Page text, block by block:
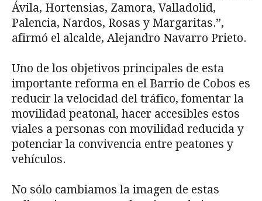
Ávila, Hortensias, Zamora, Valladolid,
Palencia, Nardos, Rosas y Margaritas.”,
afirmó el alcalde, Alejandro Navarro Prieto.
Uno de los objetivos principales de esta
importante reforma en el Barrio de Cobos es
reducir la velocidad del tráfico, fomentar la
movilidad peatonal, hacer accesibles estos
viales a personas con movilidad reducida y
potenciar la convivencia entre peatones y
vehículos.
No sólo cambiamos la imagen de estas